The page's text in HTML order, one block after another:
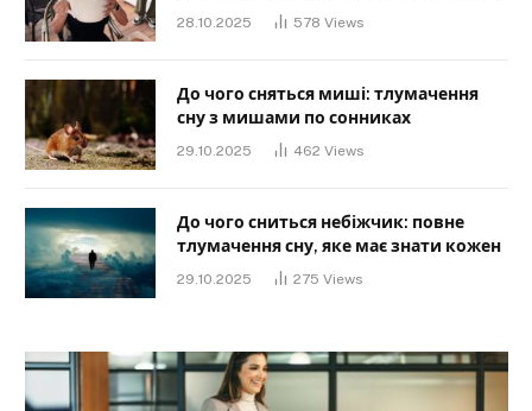
28.10.2025 578 Views
До чого сняться миші: тлумачення
сну з мишами по сонниках
29.10.2025 462 Views
До чого сниться небіжчик: повне
тлумачення сну, яке має знати кожен
29.10.2025 275 Views